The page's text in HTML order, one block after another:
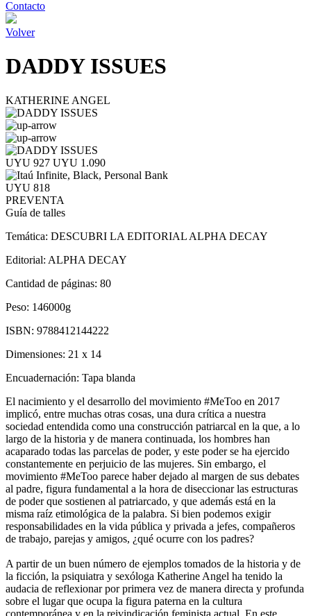
Contacto
Volver
DADDY ISSUES
KATHERINE ANGEL
UYU 927 UYU 1.090
UYU 818
PREVENTA
Guía de talles
Temática: DESCUBRI LA EDITORIAL ALPHA DECAY
Editorial: ALPHA DECAY
Cantidad de páginas: 80
Peso: 146000g
ISBN: 9788412144222
Dimensiones: 21 x 14
Encuadernación: Tapa blanda
El nacimiento y el desarrollo del movimiento #MeToo en 2017
implicó, entre muchas otras cosas, una dura crítica a nuestra
sociedad entendida como una construcción patriarcal en la que, a lo
largo de la historia y de manera continuada, los hombres han
acaparado todas las parcelas de poder, y este poder se ha ejercido
constantemente en perjuicio de las mujeres. Sin embargo, el
movimiento #MeToo parece haber dejado al margen de sus debates
al padre, figura fundamental a la hora de diseccionar las estructuras
de poder que sostienen al patriarcado, y que además está en la
misma raíz etimológica de la palabra. Si bien podemos exigir
responsabilidades en la vida pública y privada a jefes, compañeros
de trabajo, parejas y amigos, ¿qué ocurre con los padres?
A partir de un buen número de ejemplos tomados de la historia y de
la ficción, la psiquiatra y sexóloga Katherine Angel ha tenido la
audacia de reflexionar por primera vez de manera directa y profunda
sobre el lugar que ocupa la figura paterna en la cultura
contemporánea y en la reivindicación feminista actual. En este